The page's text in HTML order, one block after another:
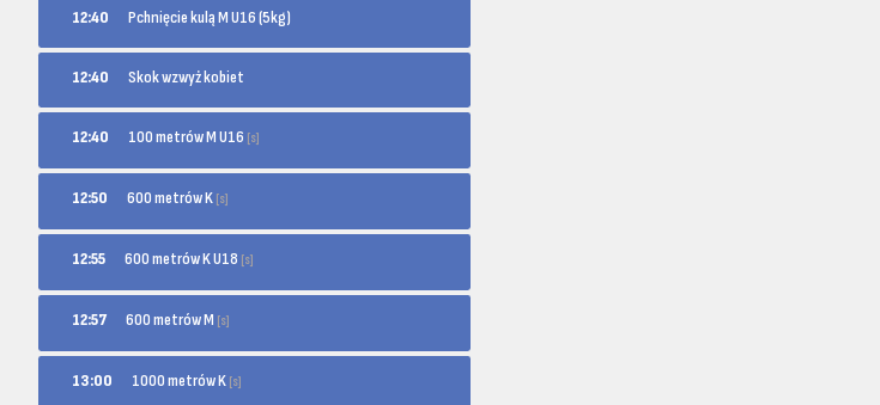
12:40 Pchnięcie kulą M U16 (5kg)
12:40 Skok wzwyż kobiet
12:40 100 metrów M U16 [s]
12:50 600 metrów K [s]
12:55 600 metrów K U18 [s]
12:57 600 metrów M [s]
13:00 1000 metrów K [s]